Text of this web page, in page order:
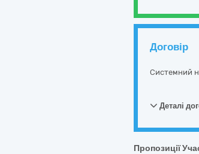
Договір
Системний
Деталі
Пропозиції